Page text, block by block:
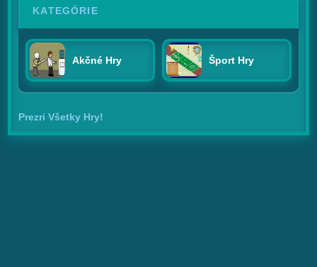
KATEGÓRIE
Akčné Hry Šport Hry
Prezri Všetky Hry!